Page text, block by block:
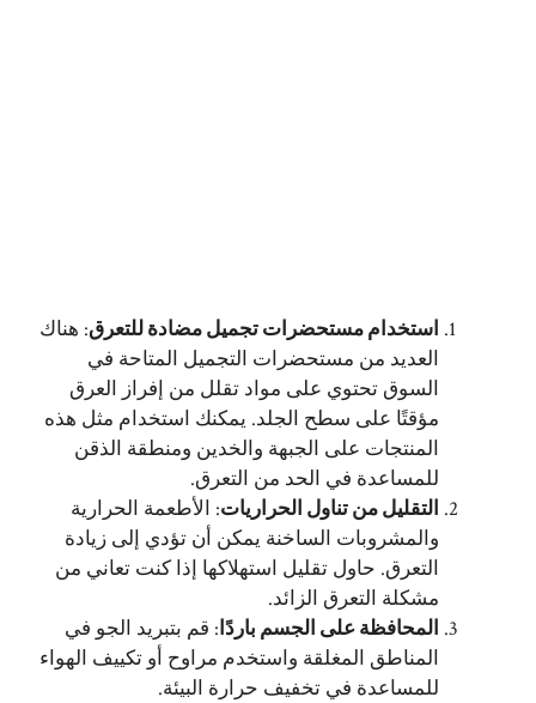
استخدام مستحضرات تجميل مضادة للتعرق: هناك
العديد من مستحضرات التجميل المتاحة في
السوق تحتوي على مواد تقلل من إفراز العرق
مؤقتًا على سطح الجلد. يمكنك استخدام مثل هذه
المنتجات على الجبهة والخدين ومنطقة الذقن
للمساعدة في الحد من التعرق.
التقليل من تناول الحراريات: الأطعمة الحرارية
والمشروبات الساخنة يمكن أن تؤدي إلى زيادة
التعرق. حاول تقليل استهلاكها إذا كنت تعاني من
مشكلة التعرق الزائد.
المحافظة على الجسم باردًا: قم بتبريد الجو في
المناطق المغلقة واستخدم مراوح أو تكييف الهواء
للمساعدة في تخفيف حرارة البيئة.